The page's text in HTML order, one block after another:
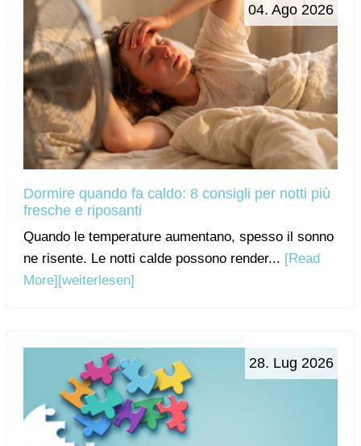
04. Ago 2026
Dormire quando fa caldo: 8 consigli per notti più
fresche e riposanti
Quando le temperature aumentano, spesso il sonno
ne risente. Le notti calde possono render... [Read
More] [weiterlesen]
28. Lug 2026